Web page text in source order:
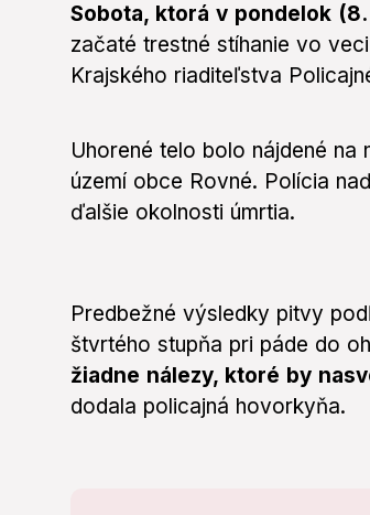
Sobota, ktorá v pondelok
začaté trestné stíhanie vo
Krajského riaditeľstva
Uhorené telo bolo nájdené na
území obce Rovné. Polícia
ďalšie okolnosti úmrtia.
Predbežné výsledky pitvy
štvrtého stupňa pri páde do
žiadne nálezy, ktoré by
dodala policajná hovorkyňa.